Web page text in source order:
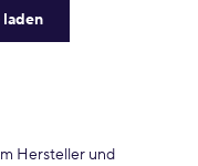
Hersteller und